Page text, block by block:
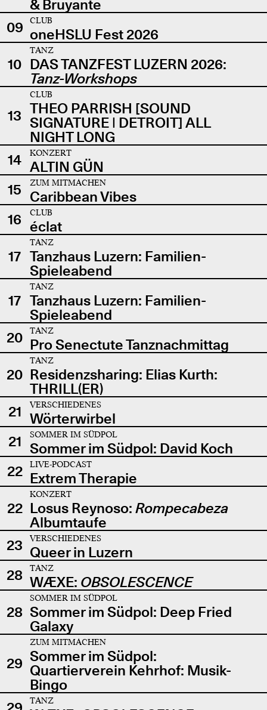
& Bruyante
09
CLUB
oneHSLU Fest 2026
10
TANZ
DAS TANZFEST LUZERN 2026:
Tanz-Workshops
13
CLUB
THEO PARRISH [SOUND
SIGNATURE | DETROIT] ALL
NIGHT LONG
14
KONZERT
ALTIN GÜN
15
ZUM MITMACHEN
Caribbean Vibes
16
CLUB
éclat
17
TANZ
Tanzhaus Luzern: Familien-
Spieleabend
17
TANZ
Tanzhaus Luzern: Familien-
Spieleabend
20
TANZ
Pro Senectute Tanznachmittag
20
TANZ
Residenzsharing: Elias Kurth:
THRILL(ER)
21
VERSCHIEDENES
Wörterwirbel
21
SOMMER IM SÜDPOL
Sommer im Südpol: David Koch
22
LIVE-PODCAST
Extrem Therapie
22
KONZERT
Losus Reynoso: Rompecabeza
Albumtaufe
23
VERSCHIEDENES
Queer in Luzern
28
TANZ
WÆXE: OBSOLESCENCE
28
SOMMER IM SÜDPOL
Sommer im Südpol: Deep Fried
Galaxy
29
ZUM MITMACHEN
Sommer im Südpol:
Quartierverein Kehrhof: Musik-
Bingo
TANZ